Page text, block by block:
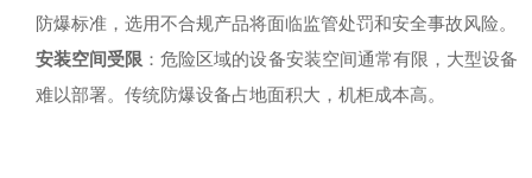
防爆标准，选用不合规产品将面临监管处罚和安全事故风险。
安装空间受限 ：危险区域的设备安装空间通常有限，大型设备
难以部署。传统防爆设备占地面积大，机柜成本高。